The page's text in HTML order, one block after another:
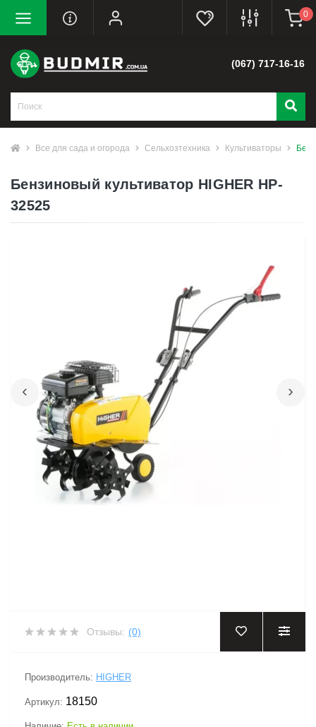
0
(067) 717-16-16
Все для сада и огорода Сельхозтехника Культиваторы
Бензиновый культиватор HIGHER HP-
32525
‹ ›
‹ ›
Отзывы: (0)
Производитель: HIGHER
Артикул: 18150